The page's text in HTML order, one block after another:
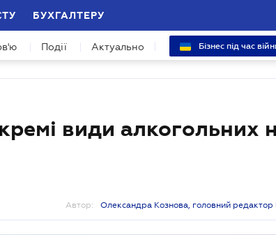
БУХГАЛТЕРУ
Події Актуально Бізнес під час
види алкогольних
Автор: Олександра Кознова, головний редактор